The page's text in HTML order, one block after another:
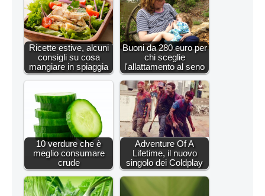
Ricette estive, alcuni
consigli su cosa
mangiare in spiaggia
Buoni da 280 euro per
chi sceglie
l'allattamento al seno
10 verdure che è
meglio consumare
crude
Adventure Of A
Lifetime, il nuovo
singolo dei Coldplay